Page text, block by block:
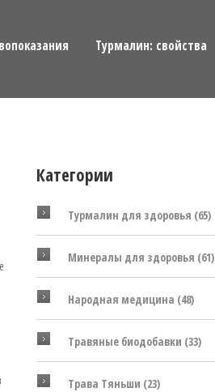
Турмалин: свойства
Категории
Турмалин для здоровья (65)
Минералы для здоровья (61)
Народная медицина (48)
Травяные биодобавки (33)
Трава Тяньши (23)